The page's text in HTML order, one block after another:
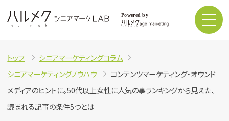
トップ
シニアマーケティングコラム
シニアマーケティングノウハウ
コンテンツマーケティング・オウンド
メディアのヒントに。50代以上女性に人気の事ランキングから見えた、
読まれる記事の条件5つとは